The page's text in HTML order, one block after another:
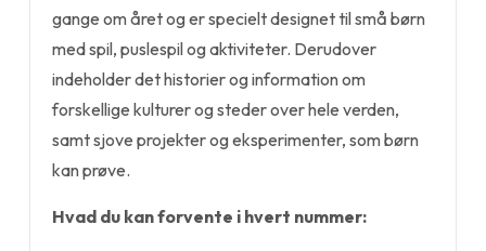
gange om året og er specielt designet til små børn
med spil, puslespil og aktiviteter. Derudover
indeholder det historier og information om
forskellige kulturer og steder over hele verden,
samt sjove projekter og eksperimenter, som børn
kan prøve.
Hvad du kan forvente i hvert nummer: